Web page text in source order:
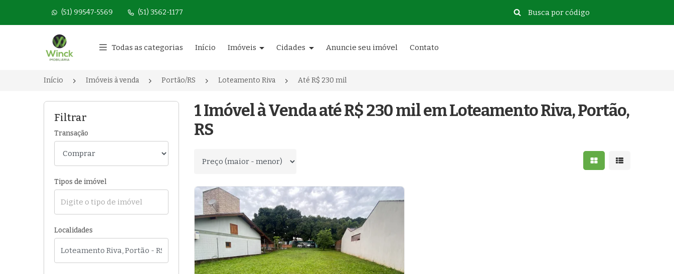
(51) 99547-5569 (51) 3562-1177
Página inicial
Todas as categorias Início Imóveis Cidades Anuncie seu imóvel Contato
Início Imóveis à venda Portão/RS Loteamento Riva Até R$ 230 mil
Filtrar
Transação
Tipos de imóvel
Localidades
1 Imóvel à Venda até R$ 230 mil em Loteamento Riva, Portão,
RS
Ordenar por Mostrar resultados
Mostrar